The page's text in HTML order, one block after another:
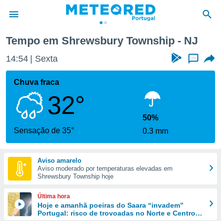
da
foi
fornecidas
a este
das
e
forma
digital
Tempo em Shrewsbury Township - NJ
14:54 Sexta ...
Chuva fraca
32°
Sensação de 35°
50%
0.3 mm
Aviso amarelo
Aviso moderado por temperaturas elevadas em
Shrewsbury Township hoje
Última hora
Hoje e amanhã poeiras do Saara “invadem”
Portugal: risco de trovoadas no Norte e Centro